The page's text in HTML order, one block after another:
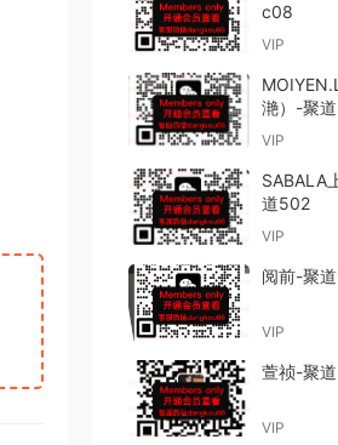
c08
VIP
滟）-聚
VIP
SABALA
道502
VIP
阅前-聚
VIP
萱祯-聚
VIP